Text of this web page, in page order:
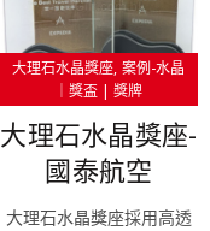
大理石水晶獎座 案例-水晶
｜獎盃 | 獎牌
大理石水晶獎座-
國泰航空
大理石水晶獎座採用高透